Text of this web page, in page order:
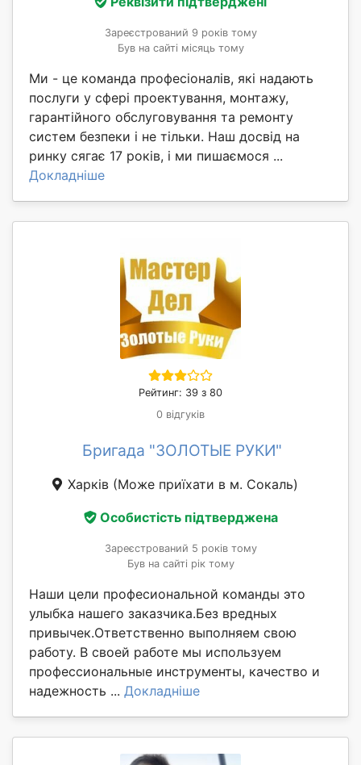
Зареєстрований 9 років тому
Був на сайті місяць тому
Ми - це команда професіоналів, які надають
послуги у сфері проектування, монтажу,
гарантійного обслуговування та ремонту
систем безпеки і не тільки. Наш досвід на
ринку сягає 17 років, і ми пишаємося ...
Докладніше
Рейтинг: 39 з 80
0 відгуків
Бригада "ЗОЛОТЫЕ РУКИ"
Харків (Може приїхати в м. Сокаль)
Особистість підтверджена
Зареєстрований 5 років тому
Був на сайті рік тому
Наши цели професиональной команды это
улыбка нашего заказчика.Без вредных
привычек.Ответственно выполняем свою
работу. В своей работе мы используем
профессиональные инструменты, качество и
надежность ... Докладніше